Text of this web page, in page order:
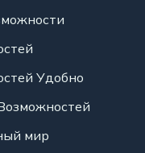
Удобно
мир